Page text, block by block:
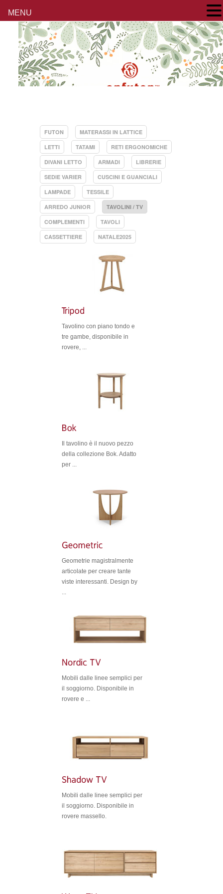
FUTON
MATERASSI IN LATTICE
LETTI
TATAMI
RETI ERGONOMICHE
DIVANI LETTO
ARMADI
LIBRERIE
SEDIE VARIER
CUSCINI E GUANCIALI
LAMPADE
TESSILE
ARREDO JUNIOR
TAVOLINI / TV
COMPLEMENTI
TAVOLI
CASSETTIERE
NATALE2025
Tavolino con piano tondo e
tre gambe, disponibile in
rovere, ...
Il tavolino è il nuovo pezzo
della collezione Bok. Adatto
per ...
Geometrie magistralmente
articolate per creare tante
viste interessanti. Design by
...
Mobili dalle linee semplici per
il soggiorno. Disponibile in
rovere e ...
Mobili dalle linee semplici per
il soggiorno. Disponibile in
rovere massello.
MENU